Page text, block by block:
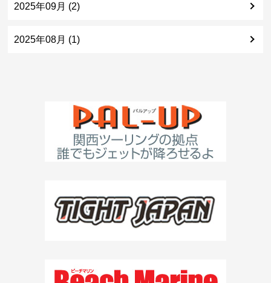
2025年09月 (2)
2025年08月 (1)